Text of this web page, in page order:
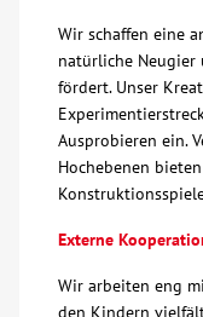
Spenden
Mitmachen
Ausbildung
Wir schaffen eine
natürliche Neugier
fördert. Unser
Ausprobieren ein.
Hochebenen
Externe
Wir arbeiten eng
den Kindern